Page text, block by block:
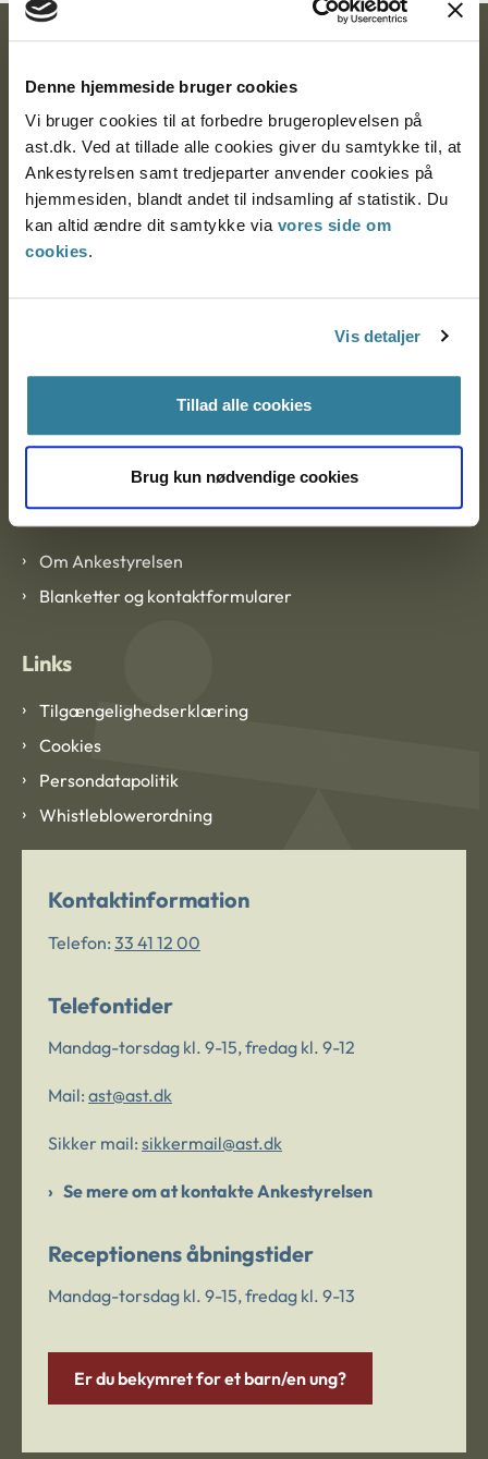
Denne hjemmeside bruger cookies
Vi bruger cookies til at forbedre brugeroplevelsen på
ast.dk. Ved at tillade alle cookies giver du samtykke til, at
Ankestyrelsen samt tredjeparter anvender cookies på
hjemmesiden, blandt andet til indsamling af statistik. Du
kan altid ændre dit samtykke via vores side om
cookies.
Vis detaljer
Tillad alle cookies
Brug kun nødvendige cookies
Postadresse:
Nytorv 7, 2. sal
9000 Aalborg
Ankestyrelsen Aalborg
EAN: 57 98 000 35 48 21
CVR: 1007 4002
Om Ankestyrelsen
Om Ankestyrelsen
Blanketter og kontaktformularer
Links
Tilgængelighedserklæring
Cookies
Persondatapolitik
Whistleblowerordning
Kontaktinformation
Telefon: 33 41 12 00
Telefontider
Mandag-torsdag kl. 9-15, fredag kl. 9-12
Mail: ast@ast.dk
Sikker mail: sikkermail@ast.dk
Se mere om at kontakte Ankestyrelsen
Receptionens åbningstider
Mandag-torsdag kl. 9-15, fredag kl. 9-13
Er du bekymret for et barn/en ung?